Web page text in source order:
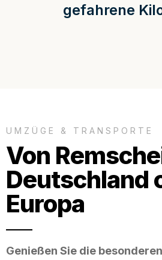
gefahrene
UMZÜGE & TRANSPORTE
Von
Deutschland
Europa
Genießen Sie die